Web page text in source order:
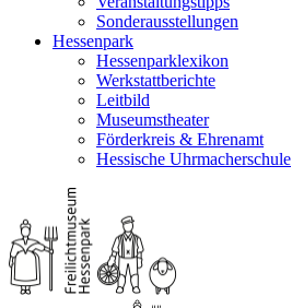
Sonderausstellungen
Hessenpark
Hessenparklexikon
Werkstattberichte
Leitbild
Museumstheater
Förderkreis & Ehrenamt
Hessische Uhrmacherschule